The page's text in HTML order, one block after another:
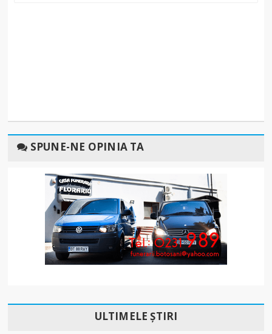
SPUNE-NE OPINIA TA
ULTIMELE ȘTIRI